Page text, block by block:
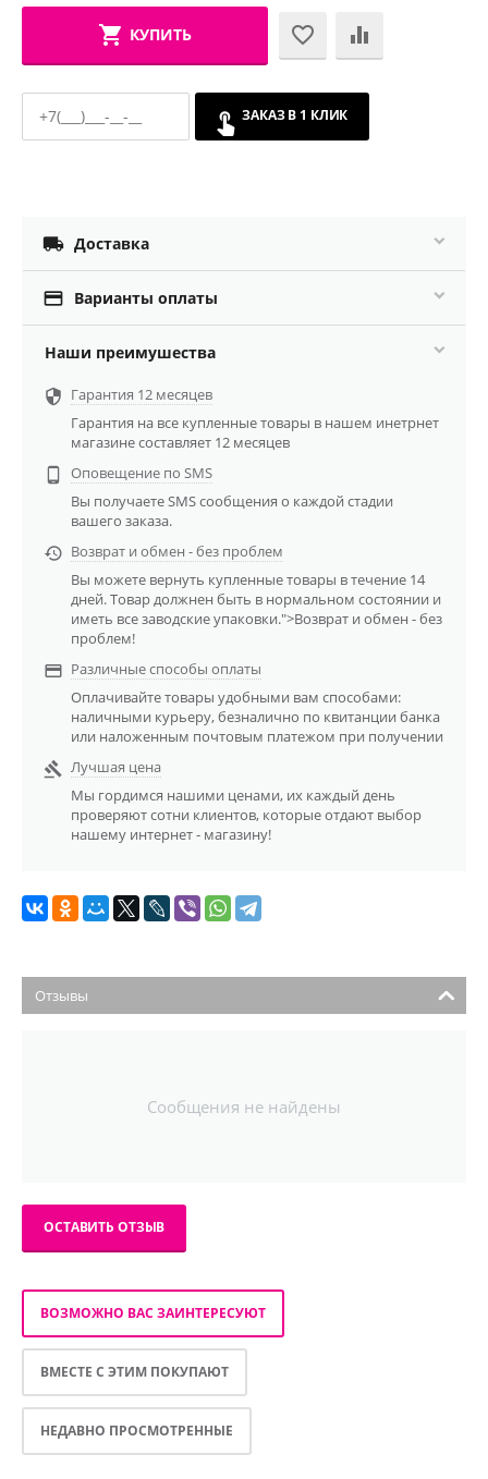
КУПИТЬ
ЗАКАЗ В 1 КЛИК
 Доставка
 Варианты оплаты
Наши преимушества
 Гарантия 12 месяцев
Гарантия на все купленные товары в нашем инетрнет
магазине составляет 12 месяцев

Оповещение по SMS
Вы получаете SMS сообщения о каждой стадии
вашего заказа.
 Возврат и обмен - без проблем
Вы можете вернуть купленные товары в течение 14
дней. Товар должнен быть в нормальном состоянии и
иметь все заводские упаковки.">Возврат и обмен - без
проблем!
 Различные способы оплаты
Оплачивайте товары удобными вам способами:
наличными курьеру, безналично по квитанции банка
или наложенным почтовым платежом при получении

Лучшая цена
Мы гордимся нашими ценами, их каждый день
проверяют сотни клиентов, которые отдают выбор
нашему интернет - магазину!
Отзывы
Сообщения не найдены
ОСТАВИТЬ ОТЗЫВ
ВОЗМОЖНО ВАС ЗАИНТЕРЕСУЮТ
ВМЕСТЕ С ЭТИМ ПОКУПАЮТ
НЕДАВНО ПРОСМОТРЕННЫЕ